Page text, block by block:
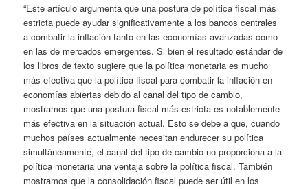
“Este artículo argumenta que una postura de política fiscal más
estricta puede ayudar significativamente a los bancos centrales
a combatir la inflación tanto en las economías avanzadas como
en las de mercados emergentes. Si bien el resultado estándar de
los libros de texto sugiere que la política monetaria es mucho
más efectiva que la política fiscal para combatir la inflación en
economías abiertas debido al canal del tipo de cambio,
mostramos que una postura fiscal más estricta es notablemente
más efectiva en la situación actual. Esto se debe a que, cuando
muchos países actualmente necesitan endurecer su política
simultáneamente, el canal del tipo de cambio no proporciona a la
política monetaria una ventaja sobre la política fiscal. También
mostramos que la consolidación fiscal puede ser útil en los